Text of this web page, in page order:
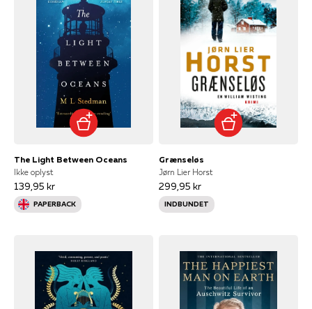
The Light Between Oceans
Ikke oplyst
139,95 kr
PAPERBACK
Grænseløs
Jørn Lier Horst
299,95 kr
INDBUNDET